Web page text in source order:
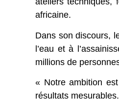
africaine.
Dans son discours,
l’eau et à
millions de
« Notre ambition
résultats